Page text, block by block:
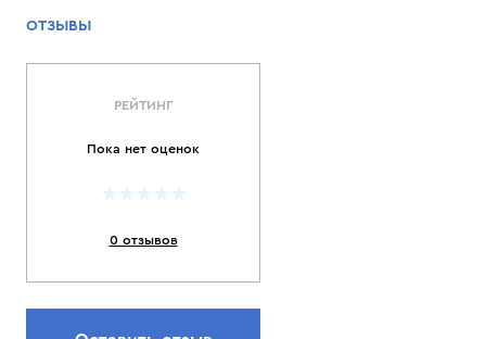
ОТЗЫВЫ
РЕЙТИНГ
Пока нет оценок
0 отзывов